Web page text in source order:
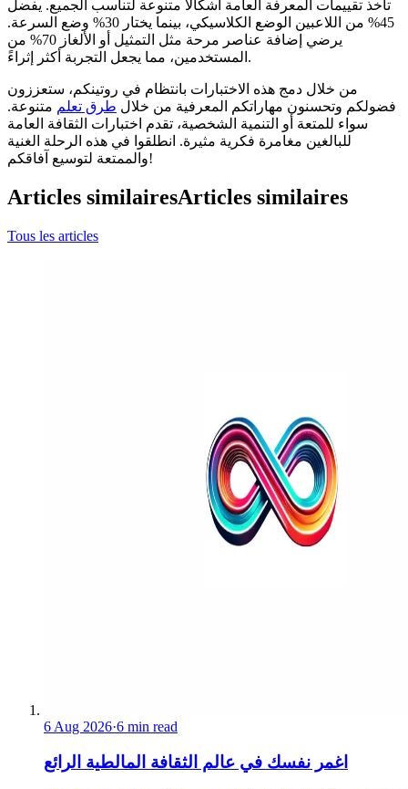
تأخذ تقييمات المعرفة العامة أشكالًا متنوعة لتناسب الجميع. يفضل
45% من اللاعبين الوضع الكلاسيكي، بينما يختار 30% وضع السرعة.
يرضي إضافة عناصر مرحة مثل التمثيل أو الألغاز 70% من
المستخدمين، مما يجعل التجربة أكثر إثراءً.
من خلال دمج هذه الاختبارات بانتظام في روتينكم، ستعززون
فضولكم وتحسنون مهاراتكم المعرفية من خلال طرق تعلم متنوعة.
سواء للمتعة أو التنمية الشخصية، تقدم اختبارات الثقافة العامة
للبالغين مغامرة فكرية مثيرة. انطلقوا في هذه الرحلة الغنية
والممتعة لتوسيع آفاقكم!
Articles similairesArticles similaires
Tous les articles
6 Aug 2026·6 min read
اغمر نفسك في عالم الثقافة المالطية الرائع